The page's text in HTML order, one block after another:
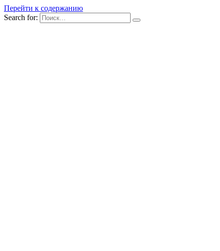
Перейти к содержанию
Search for: